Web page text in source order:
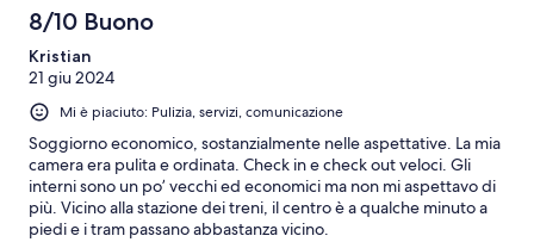
8/10 Buono
Kristian
21 giu 2024
Mi è piaciuto: Pulizia, servizi, comunicazione
Soggiorno economico, sostanzialmente nelle aspettative. La mia
camera era pulita e ordinata. Check in e check out veloci. Gli
interni sono un po’ vecchi ed economici ma non mi aspettavo di
più. Vicino alla stazione dei treni, il centro è a qualche minuto a
piedi e i tram passano abbastanza vicino.